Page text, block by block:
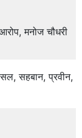
मनोज चौधरी
सहबान, प्रवीन,